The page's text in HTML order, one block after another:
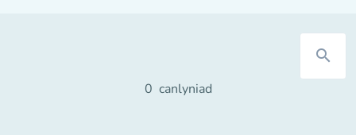
search
0 canlyniad